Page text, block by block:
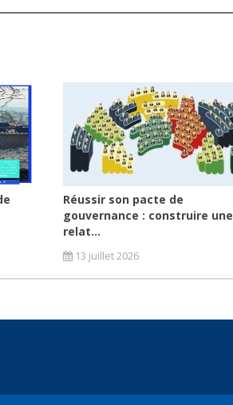
Réussir son pacte de
gouvernance : construire une
relat...
13 juillet 2026